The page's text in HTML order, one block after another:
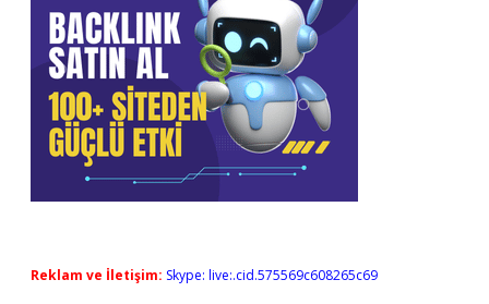
Reklam ve İletişim: Skype: live:.cid.575569c608265c69